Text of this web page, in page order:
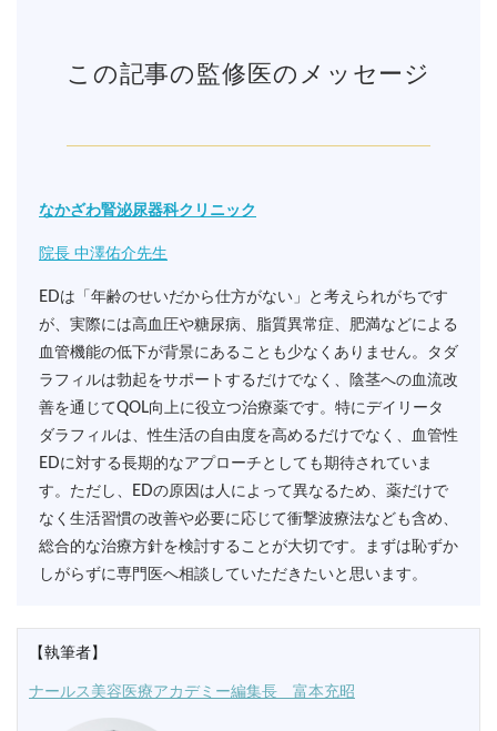
この記事の監修医のメッセージ
なかざわ腎泌尿器科クリニック
院長 中澤佑介先生
EDは「年齢のせいだから仕方がない」と考えられがちです
が、実際には高血圧や糖尿病、脂質異常症、肥満などによる
血管機能の低下が背景にあることも少なくありません。タダ
ラフィルは勃起をサポートするだけでなく、陰茎への血流改
善を通じてQOL向上に役立つ治療薬です。特にデイリータ
ダラフィルは、性生活の自由度を高めるだけでなく、血管性
EDに対する長期的なアプローチとしても期待されていま
す。ただし、EDの原因は人によって異なるため、薬だけで
なく生活習慣の改善や必要に応じて衝撃波療法なども含め、
総合的な治療方針を検討することが大切です。まずは恥ずか
しがらずに専門医へ相談していただきたいと思います。
【執筆者】
ナールス美容医療アカデミー編集長 富本充昭